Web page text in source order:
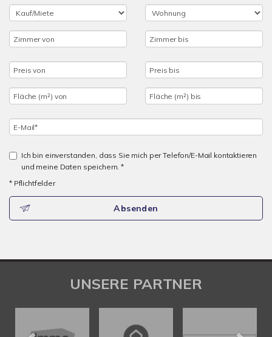
Ich bin einverstanden, dass Sie mich per Telefon/E-Mail kontaktieren
und meine Daten speichern. *
* Pflichtfelder
Absenden
UNSERE PARTNER